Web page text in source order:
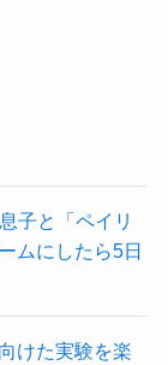
子と「ペイリ
ムにしたら5日
けた実験を楽